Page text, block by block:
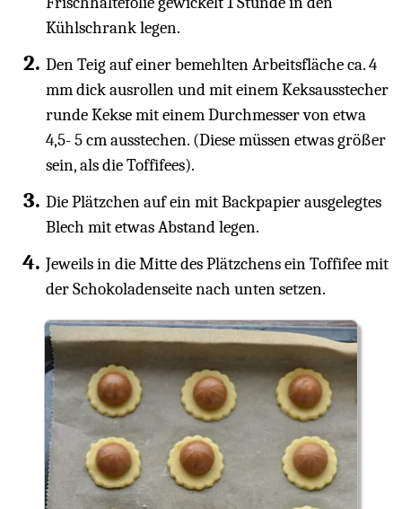
Kühlschrank legen.
Den Teig auf einer bemehlten Arbeitsfläche ca. 4
mm dick ausrollen und mit einem Keksausstecher
runde Kekse mit einem Durchmesser von etwa
4,5- 5 cm ausstechen. (Diese müssen etwas größer
sein, als die Toffifees).
Die Plätzchen auf ein mit Backpapier ausgelegtes
Blech mit etwas Abstand legen.
Jeweils in die Mitte des Plätzchens ein Toffifee mit
der Schokoladenseite nach unten setzen.